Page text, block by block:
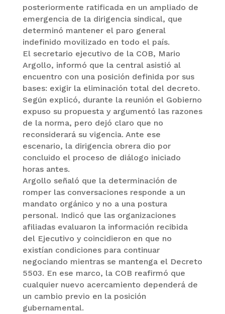
posteriormente ratificada en un ampliado de
emergencia de la dirigencia sindical, que
determinó mantener el paro general
indefinido movilizado en todo el país.
El secretario ejecutivo de la COB, Mario
Argollo, informó que la central asistió al
encuentro con una posición definida por sus
bases: exigir la eliminación total del decreto.
Según explicó, durante la reunión el Gobierno
expuso su propuesta y argumentó las razones
de la norma, pero dejó claro que no
reconsiderará su vigencia. Ante ese
escenario, la dirigencia obrera dio por
concluido el proceso de diálogo iniciado
horas antes.
Argollo señaló que la determinación de
romper las conversaciones responde a un
mandato orgánico y no a una postura
personal. Indicó que las organizaciones
afiliadas evaluaron la información recibida
del Ejecutivo y coincidieron en que no
existían condiciones para continuar
negociando mientras se mantenga el Decreto
5503. En ese marco, la COB reafirmó que
cualquier nuevo acercamiento dependerá de
un cambio previo en la posición
gubernamental.